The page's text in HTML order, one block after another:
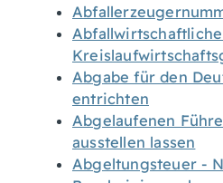
Abgabe für den
entrichten
Abgelaufenen
ausstellen lassen
Abgeltungsteuer -